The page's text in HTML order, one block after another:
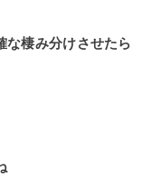
な棲み分けさせたら